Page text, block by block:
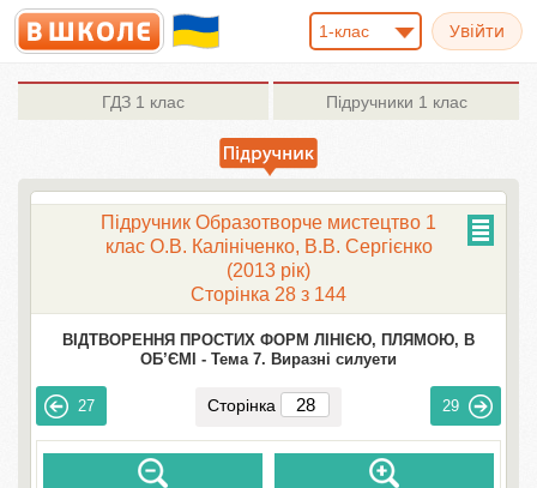
1-клас
ГДЗ 1 клас Підручники 1 клас
Підручник Образотворче мистецтво 1
клас О.В. Калініченко, В.В. Сергієнко
(2013 рік)
Сторінка 28 з 144
ВІДТВОРЕННЯ ПРОСТИХ ФОРМ ЛІНІЄЮ, ПЛЯМОЮ, В
ОБ’ЄМІ - Тема 7. Виразні силуети
27 Сторінка 29